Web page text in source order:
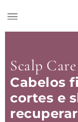
Scalp
Cabelos
cortes e